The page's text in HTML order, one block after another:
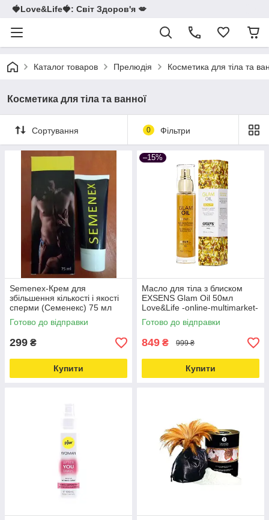
🍓Love&Life🍓: Світ Здоров'я 💋
Каталог товаров Прелюдія Косметика для тіла та
Косметика для тіла та ванної
Сортування 0 Фільтри
Semenex-Крем для
збільшення кількості і якості
сперми (Семенекс) 75 мл
Love&Life -online-multimarket-
Готово до відправки
299 ₴
Купити
–15%
Масло для тіла з блиском
EXSENS Glam Oil 50мл
Love&Life -online-multimarket-
Готово до відправки
849 ₴ 999 ₴
Купити